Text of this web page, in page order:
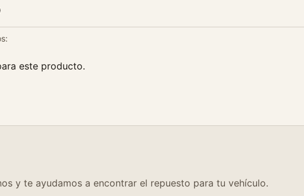
este producto.
y te ayudamos a encontrar el repuesto para tu vehículo.